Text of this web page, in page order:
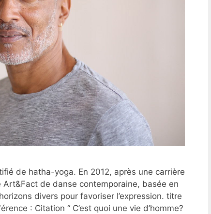
de hatha-yoga. En 2012, après une carrière
de danse contemporaine, basée en
divers pour favoriser l’expression. titre
: Citation “ C’est quoi une vie d’homme?